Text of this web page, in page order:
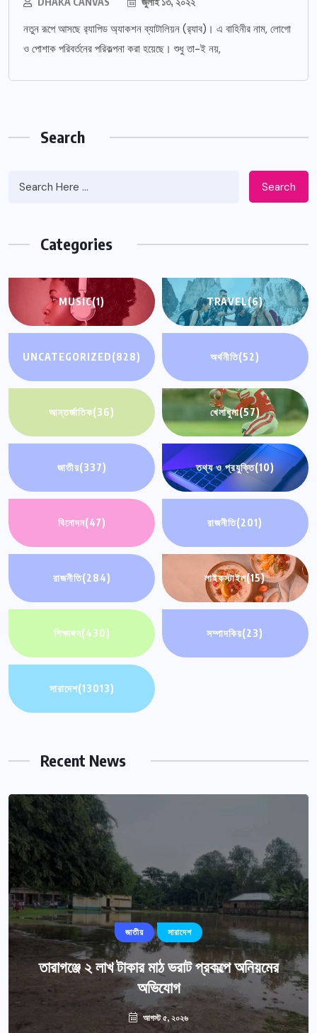
নতুন রূপে আসছে র‌্যাপিড অ্যাকশন ব্যাটালিয়ন (র‌্যাব)। এ বাহিনীর নাম, লোগো
ও পোশাক পরিবর্তনের পরিকল্পনা করা হয়েছে। শুধু তা-ই নয়,
Search
Search
Categories
MUSIC(1) TRAVEL(6)
UNCATEGORIZED(828) অর্থনীতি(52)
আন্তর্জাতিক(36) খেলাধুলা(57)
জাতীয়(337) তথ্য ও প্রযুক্তি(10)
বিনোদন(47) রাজনীতি(201)
রাজনীতি(284) লাইফস্টাইল(15)
শিক্ষাঙ্গন(430) সম্পাদকিয়(23)
সারাদেশ(13013)
Recent News
জাতীয় সারাদেশ
তারাগঞ্জে ২ লাখ টাকার মাঠ ভরাট প্রকল্পে অনিয়মের
অভিযোগ
আগস্ট ৫, ২০২৬